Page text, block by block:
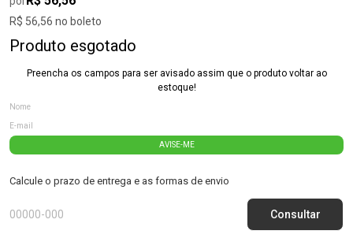
R$ 56,56 no boleto
Produto esgotado
Preencha os campos para ser avisado assim que o produto voltar ao
estoque!
AVISE-ME
Calcule o prazo de entrega e as formas de envio